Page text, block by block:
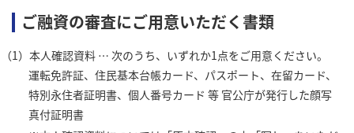
ご融資の審査にご用意いただく書類
本人確認資料 … 次のうち、いずれか1点をご用意ください。
運転免許証、住民基本台帳カード、パスポート、在留カード、
特別永住者証明書、個人番号カード 等 官公庁が発行した顔写
真付証明書